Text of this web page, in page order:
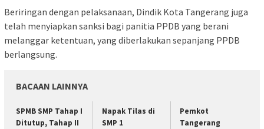
Beriringan dengan pelaksanaan, Dindik Kota Tangerang juga
telah menyiapkan sanksi bagi panitia PPDB yang berani
melanggar ketentuan, yang diberlakukan sepanjang PPDB
berlangsung.
BACAAN LAINNYA
SPMB SMP Tahap I
Ditutup, Tahap II
Napak Tilas di
SMP 1
Pemkot
Tangerang